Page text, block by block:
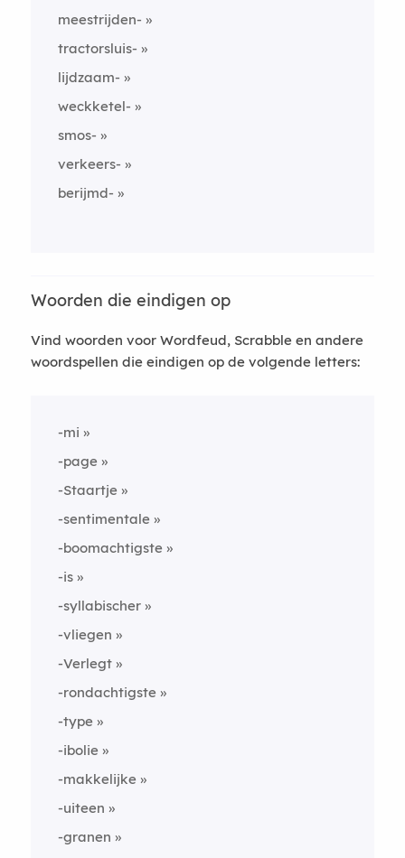
meestrijden-
tractorsluis-
lijdzaam-
weckketel-
smos-
verkeers-
berijmd-
Woorden die eindigen op
Vind woorden voor Wordfeud, Scrabble en andere
woordspellen die eindigen op de volgende letters:
-mi
-page
-Staartje
-sentimentale
-boomachtigste
-is
-syllabischer
-vliegen
-Verlegt
-rondachtigste
-type
-ibolie
-makkelijke
-uiteen
-granen